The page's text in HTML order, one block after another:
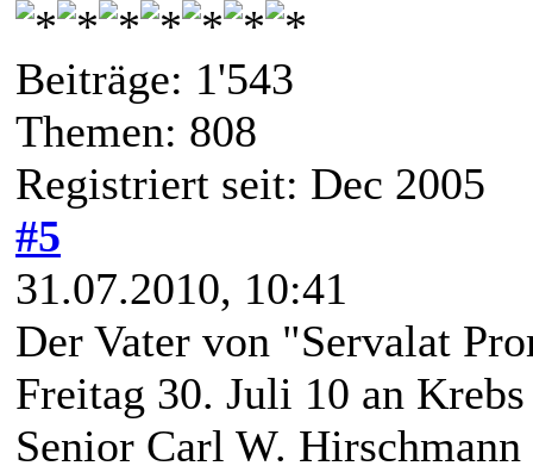
Beiträge: 1'543
Themen: 808
Registriert seit: Dec 2005
#5
31.07.2010, 10:41
Der Vater von "Servalat
Freitag 30. Juli 10 an
Senior Carl W.